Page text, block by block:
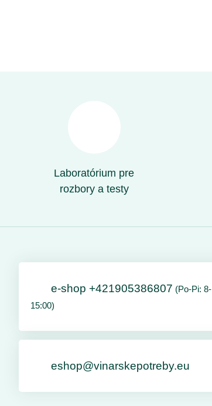
Laboratórium pre
rozbory a testy
e-shop +421905386807 (Po-Pi: 8-
15:00)
eshop@vinarskepotreby.eu